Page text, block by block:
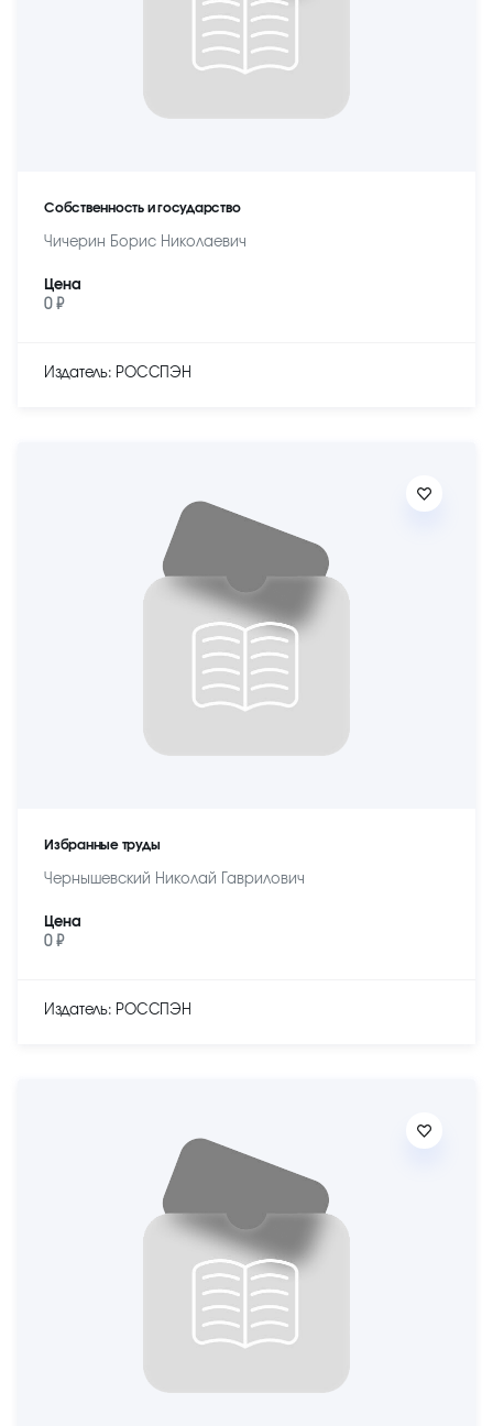
Собственность и государство
Чичерин Борис Николаевич
Цена
0 ₽
Издатель: РОССПЭН
Избранные труды
Чернышевский Николай Гаврилович
Цена
0 ₽
Издатель: РОССПЭН